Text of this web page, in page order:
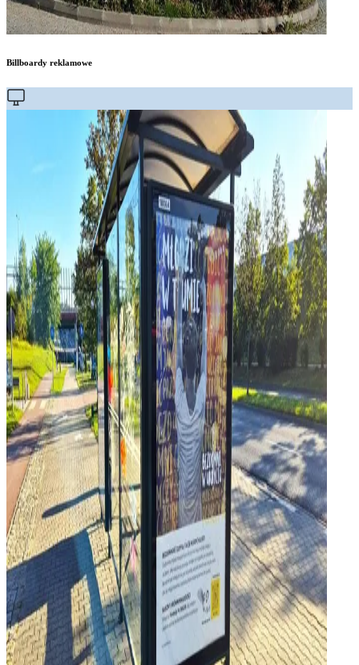
Billboardy reklamowe